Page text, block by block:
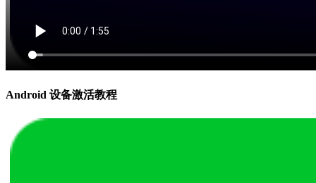
Android 设备激活教程